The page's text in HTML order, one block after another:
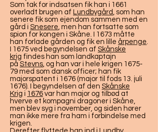
Som tak for indsatsen fik han i 1661
overladt brugen af Lundbygård, som han
senere fik som ejendom sammen med en
gård i Snesere, men han fortsatte som
spion for kongen i Skåne. I 1673 måtte
han forlade gården og fik en lille årpenge.
I 1675 ved begyndelsen af Skånske
krig findes han som landkaptajn
på Stevns, og han var i hele krigen 1675-
79 med som dansk officer; han fik
majorspatent i 1676 (major til fods 13. juli
1676). I begyndelsen af den Skånske
Krig i 1676 var han major og tilbød at
hverve et kompagni dragoner i Skåne,
men blev syg i november, og siden hører
man ikke mere fra ham i forbindelse med
krigen.